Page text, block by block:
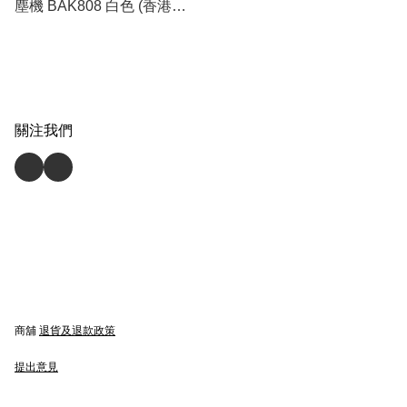
塵機 BAK808 白色 (香港行
關注我們
商舖 退貨及退款政策
提出意見